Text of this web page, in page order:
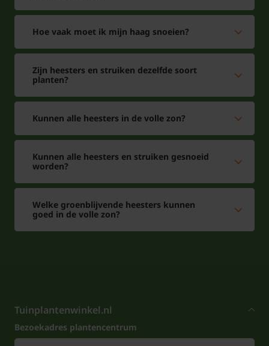
Hoe vaak moet ik mijn haag snoeien?
Zijn heesters en struiken dezelfde soort
planten?
Kunnen alle heesters in de volle zon?
Kunnen alle heesters en struiken gesnoeid
worden?
Welke groenblijvende heesters kunnen
goed in de volle zon?
Tuinplantenwinkel.nl
Bezoekadres plantencentrum